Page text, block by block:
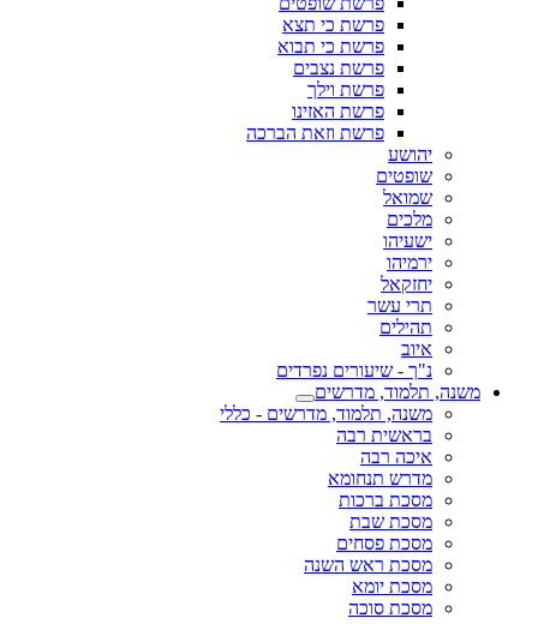
פרשת כי תצא
פרשת כי תבוא
פרשת נצבים
פרשת וילך
פרשת האזינו
פרשת וזאת הברכה
יהושע
שופטים
שמואל
מלכים
ישעיהו
ירמיהו
יחזקאל
תרי עשר
תהילים
איוב
נ"ך - שיעורים נפרדים
משנה, תלמוד, מדרשים
משנה, תלמוד, מדרשים - כללי
בראשית רבה
איכה רבה
מדרש תנחומא
מסכת ברכות
מסכת שבת
מסכת פסחים
מסכת ראש השנה
מסכת יומא
מסכת סוכה